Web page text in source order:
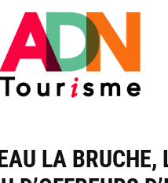
LA BRUCHE,